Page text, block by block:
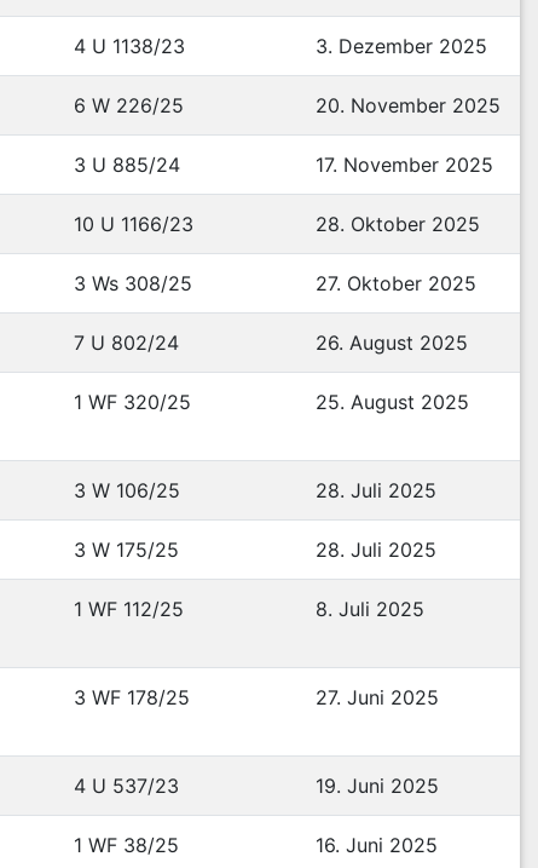
4 U 1138/23 3. Dezember 2025
6 W 226/25 20. November 2025
3 U 885/24 17. November 2025
10 U 1166/23 28. Oktober 2025
3 Ws 308/25 27. Oktober 2025
7 U 802/24 26. August 2025
1 WF 320/25 25. August 2025
3 W 106/25 28. Juli 2025
3 W 175/25 28. Juli 2025
1 WF 112/25 8. Juli 2025
3 WF 178/25 27. Juni 2025
4 U 537/23 19. Juni 2025
1 WF 38/25 16. Juni 2025